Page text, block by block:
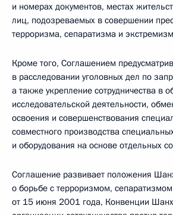
и номерах документов, местах
лиц, подозреваемых в совершении
терроризма, сепаратизма и
Кроме того, Соглашением
в расследовании уголовных дел по
а также укрепление сотрудничества в
исследовательской деятельности,
освоения и совершенствования
совместного производства
и оборудования на основе отдельных
Соглашение развивает положения
о борьбе с терроризмом,
от 15 июня 2001 года, Конвенции